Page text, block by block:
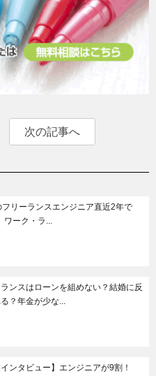
次の記事へ
リーランスエンジニア直近2年で
ワーク・ラ...
ンスはローンを組めない？結婚に反
？年金が少な...
インタビュー】エンジニアが9割！